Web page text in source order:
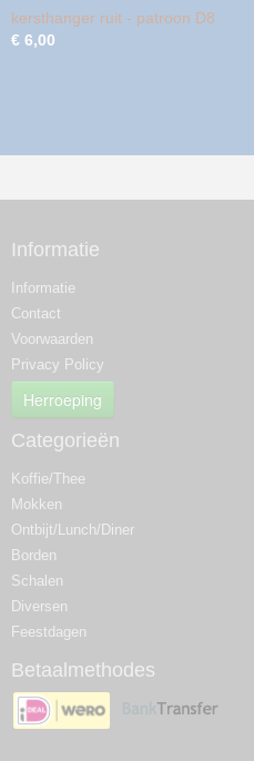
kersthanger ruit - patroon D8
€ 6,00
Informatie
Informatie
Contact
Voorwaarden
Privacy Policy
Herroeping
Categorieën
Koffie/Thee
Mokken
Ontbijt/Lunch/Diner
Borden
Schalen
Diversen
Feestdagen
Betaalmethodes